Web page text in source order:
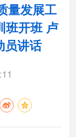
量发展工
班开班 卢
员讲话